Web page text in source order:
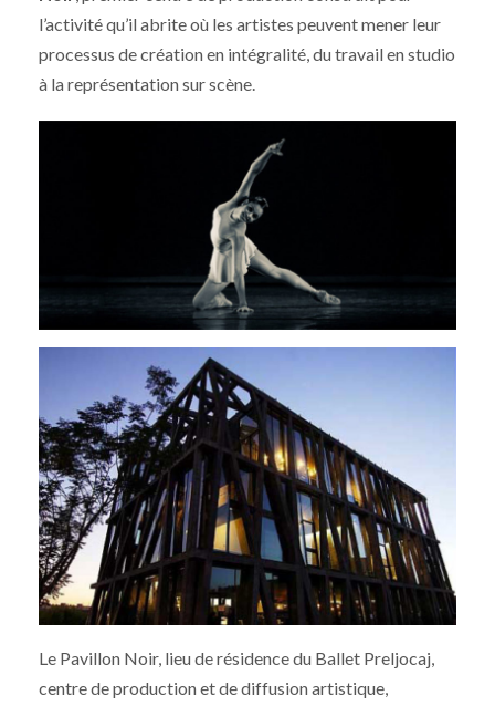
l’activité qu’il abrite où les artistes peuvent mener leur
processus de création en intégralité, du travail en studio
à la représentation sur scène.
Le Pavillon Noir, lieu de résidence du Ballet Preljocaj,
centre de production et de diffusion artistique,